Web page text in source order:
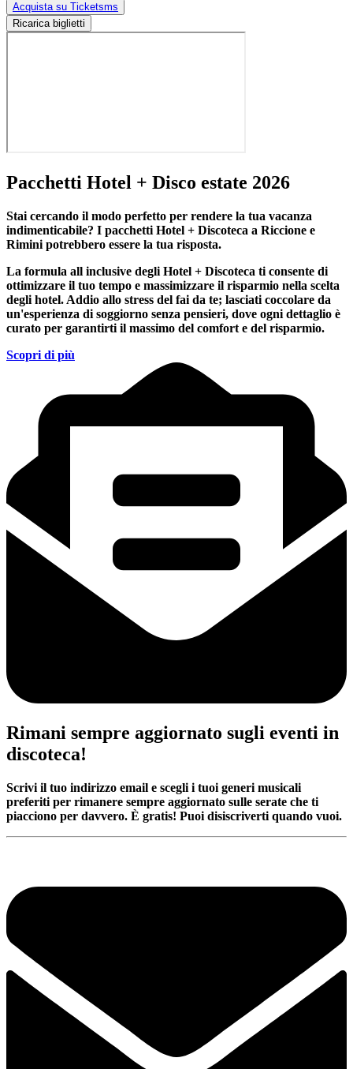
Acquista su Ticketsms
Ricarica biglietti
Pacchetti Hotel + Disco estate 2026
Stai cercando il modo perfetto per rendere la tua vacanza
indimenticabile? I pacchetti Hotel + Discoteca a Riccione e
Rimini potrebbero essere la tua risposta.
La formula all inclusive degli Hotel + Discoteca ti consente di
ottimizzare il tuo tempo e massimizzare il risparmio nella scelta
degli hotel. Addio allo stress del fai da te; lasciati coccolare da
un'esperienza di soggiorno senza pensieri, dove ogni dettaglio è
curato per garantirti il massimo del comfort e del risparmio.
Scopri di più
Rimani sempre aggiornato sugli eventi in
discoteca!
Scrivi il tuo indirizzo email e scegli i tuoi generi musicali
preferiti per rimanere sempre aggiornato sulle serate che ti
piacciono per davvero. È gratis! Puoi disiscriverti quando vuoi.